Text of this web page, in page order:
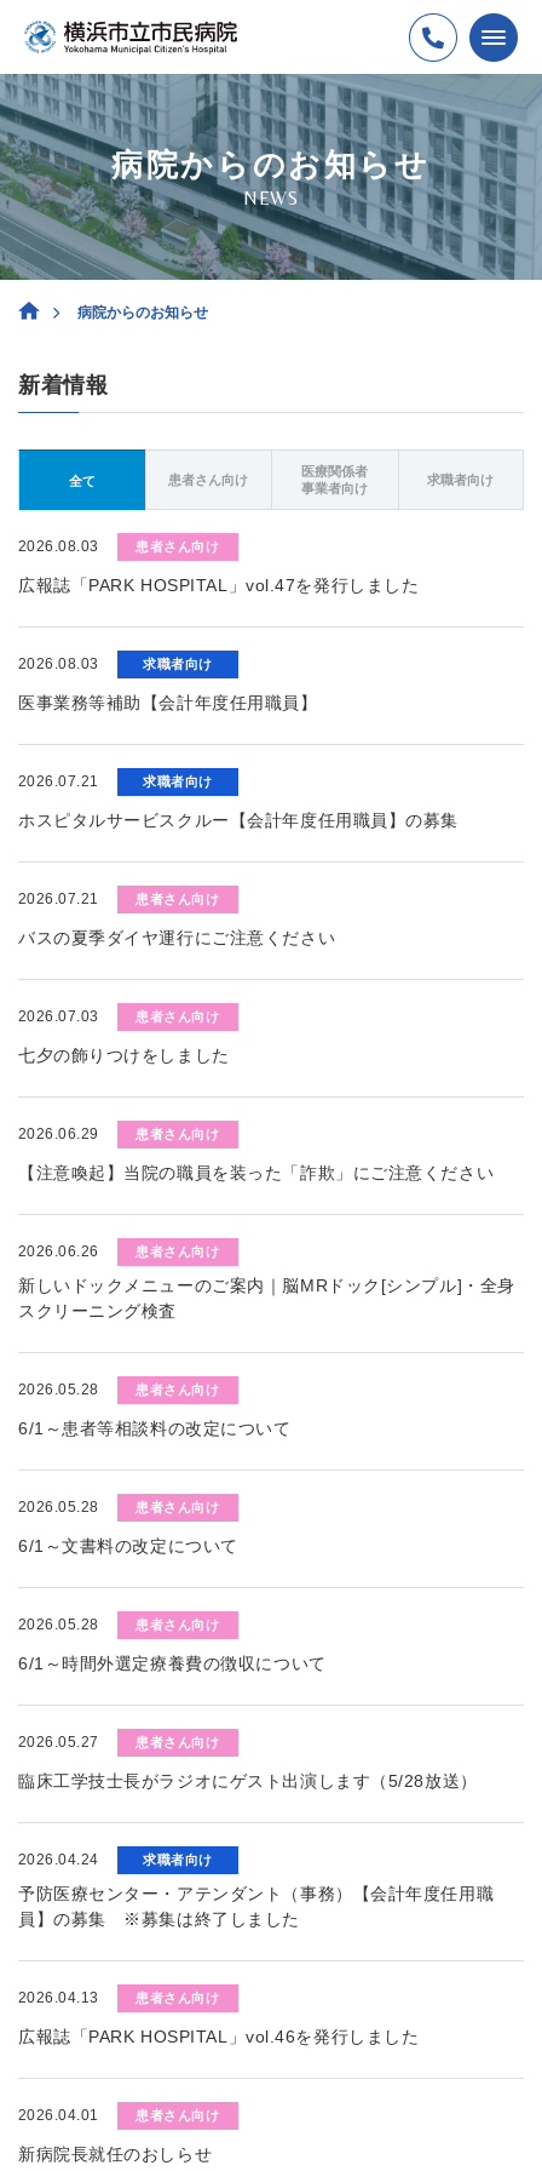
病院からのお知らせ
NEWS
病院からのお知らせ
新着情報
全て 患者さん向け
医療関係者
事業者向け
求職者向け
2026.08.03 患者さん向け
広報誌「PARK HOSPITAL」vol.47を発行しました
2026.08.03 求職者向け
医事業務等補助【会計年度任用職員】
2026.07.21 求職者向け
ホスピタルサービスクルー【会計年度任用職員】の募集
2026.07.21 患者さん向け
バスの夏季ダイヤ運行にご注意ください
2026.07.03 患者さん向け
七夕の飾りつけをしました
2026.06.29 患者さん向け
【注意喚起】当院の職員を装った「詐欺」にご注意ください
2026.06.26 患者さん向け
新しいドックメニューのご案内｜脳MRドック[シンプル]・全身
スクリーニング検査
2026.05.28 患者さん向け
6/1～患者等相談料の改定について
2026.05.28 患者さん向け
6/1～文書料の改定について
2026.05.28 患者さん向け
6/1～時間外選定療養費の徴収について
2026.05.27 患者さん向け
臨床工学技士長がラジオにゲスト出演します（5/28放送）
2026.04.24 求職者向け
予防医療センター・アテンダント（事務）【会計年度任用職
員】の募集 ※募集は終了しました
2026.04.13 患者さん向け
広報誌「PARK HOSPITAL」vol.46を発行しました
2026.04.01 患者さん向け
新病院長就任のおしらせ